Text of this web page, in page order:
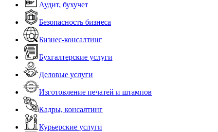
Аудит, бухучет
Безопасность бизнеса
Бизнес-консалтинг
Бухгалтерские услуги
Деловые услуги
Изготовление печатей и штампов
Кадры, консалтинг
Курьерские услуги